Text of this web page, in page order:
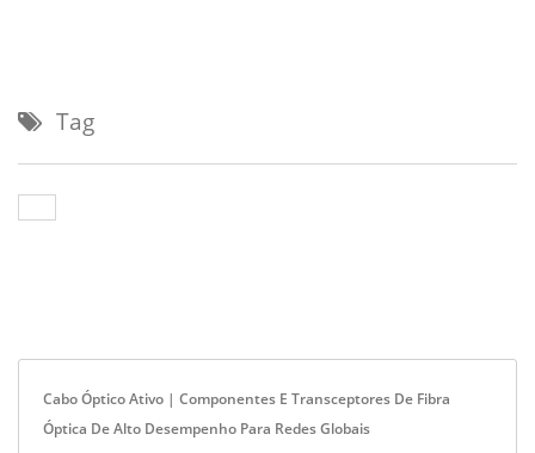
Tag
Cabo Óptico Ativo | Componentes E Transceptores De Fibra
Óptica De Alto Desempenho Para Redes Globais